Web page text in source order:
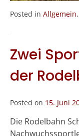
Posted in Allgemein,
Zwei
der
Posted on 15. Juni
Die Rodelbahn